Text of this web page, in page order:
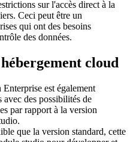
sur l'accès direct à la
Ceci peut être un
qui ont des besoins
des données.
cloud
est également
avec des possibilités de
par rapport à la version
que la version standard, cette